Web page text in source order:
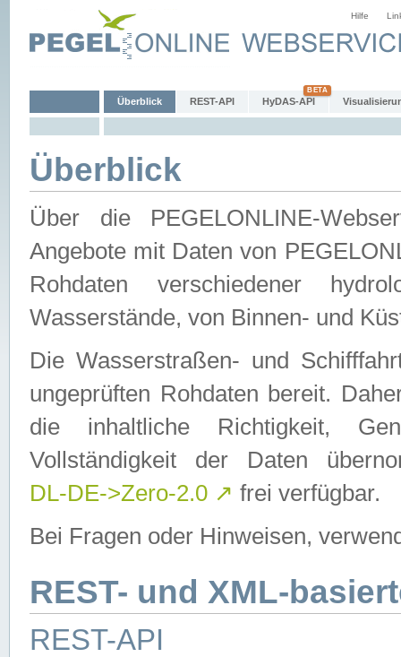
Hilfe
Überblick REST-API HyDAS-API
Überblick
Über die PEGELONLINE-
Angebote mit Daten von
Rohdaten verschiedener
Wasserstände, von Binnen- und
Die Wasserstraßen- und
ungeprüften Rohdaten bereit.
die inhaltliche Richtigkeit,
Vollständigkeit der Daten
DL-DE->Zero-2.0 ↗ frei verfügbar.
Bei Fragen oder Hinweisen,
REST- und XML-
REST-API